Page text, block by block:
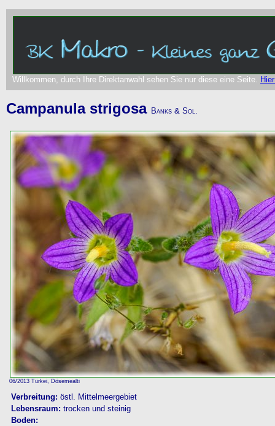
Willkommen, durch Ihre Direktanwahl sehen Sie nur diese eine Seite.
Campanula strigosa Banks & Sol.
06/2013 Türkei, Dösemealti
Verbreitung: östl. Mittelmeergebiet
Lebensraum: trocken und steinig
Boden: